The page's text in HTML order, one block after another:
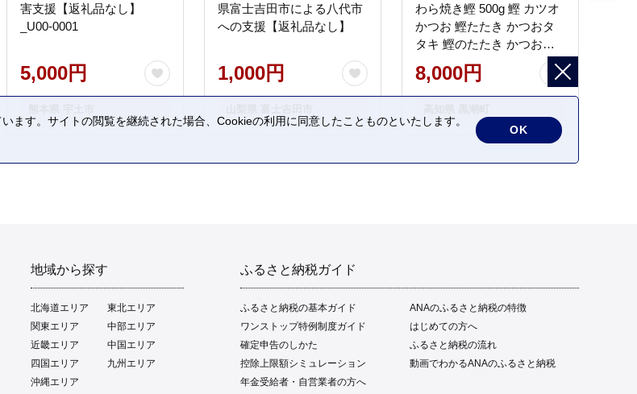
害支援【返礼品なし】
_U00-0001
5,000円
県富士吉田市による八代市
への支援【返礼品なし】
1,000円
わら焼き鰹 500g 鰹 カツオ
かつお 鰹たたき かつおタ
タキ 鰹のたたき かつおの
タタキ 藁焼き わら焼き 魚
さかな 海鮮 刺身 お刺身 冷
凍 ご家庭用 グルメ 特産品
ご当地 本場 高知 黒潮町 ギ
フト 贈答品 人気 返礼品 ふ
産 土佐名物 高知県 高評価
8,000円
地域から探す
北海道エリア
東北エリア
関東エリア
中部エリア
近畿エリア
中国エリア
四国エリア
九州エリア
沖縄エリア
ふるさと納税ガイド
ふるさと納税の基本ガイド
ANAのふるさと納税の特徴
ワンストップ特例制度ガイド
はじめての方へ
確定申告のしかた
ふるさと納税の流れ
控除上限額シミュレーション
動画でわかるANAのふるさと納税
年金受給者・自営業者の方へ
す。サイトの閲覧を継続された場合、Cookieの利用に同意したことものといたします。
OK